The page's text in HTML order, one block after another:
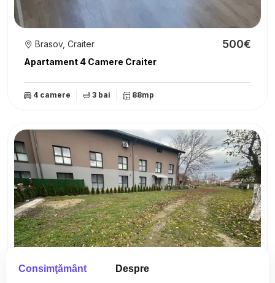
Apartament 4 Camere Craiter
Brasov, Craiter 500€
4 camere 3 bai 88mp
Consimţământ Despre